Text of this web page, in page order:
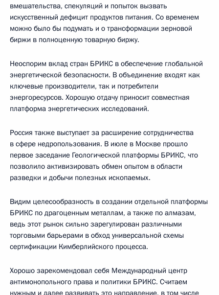
вмешательства, спекуляций и попыток вызвать
искусственный дефицит продуктов питания. Со временем
можно было бы подумать и о трансформации зерновой
биржи в полноценную товарную биржу.
Неоспорим вклад стран БРИКС в обеспечение глобальной
энергетической безопасности. В объединение входят как
ключевые производители, так и потребители
энергоресурсов. Хорошую отдачу приносит совместная
платформа энергетических исследований.
Россия также выступает за расширение сотрудничества
в сфере недропользования. В июле в Москве прошло
первое заседание Геологической платформы БРИКС, что
позволило активизировать обмен опытом в области
разведки и добычи полезных ископаемых.
Видим целесообразность в создании отдельной платформы
БРИКС по драгоценным металлам, а также по алмазам,
ведь этот рынок сильно зарегулирован различными
торговыми барьерами в обход универсальной схемы
сертификации Кимберлийского процесса.
Хорошо зарекомендовал себя Международный центр
антимонопольного права и политики БРИКС. Считаем
нужным и далее развивать это направление, в том числе